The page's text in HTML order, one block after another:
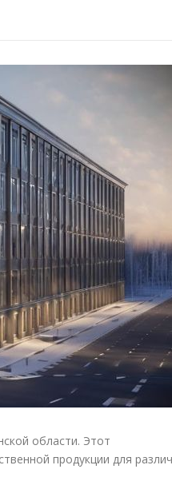
области. Этот
продукции для